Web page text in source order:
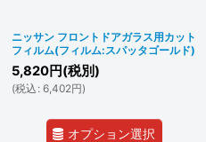
ニッサン フロントドアガラス用カット
フィルム(フィルム:スパッタゴールド)
5,820円(税別)
(税込 : 6,402円)
オプション選択